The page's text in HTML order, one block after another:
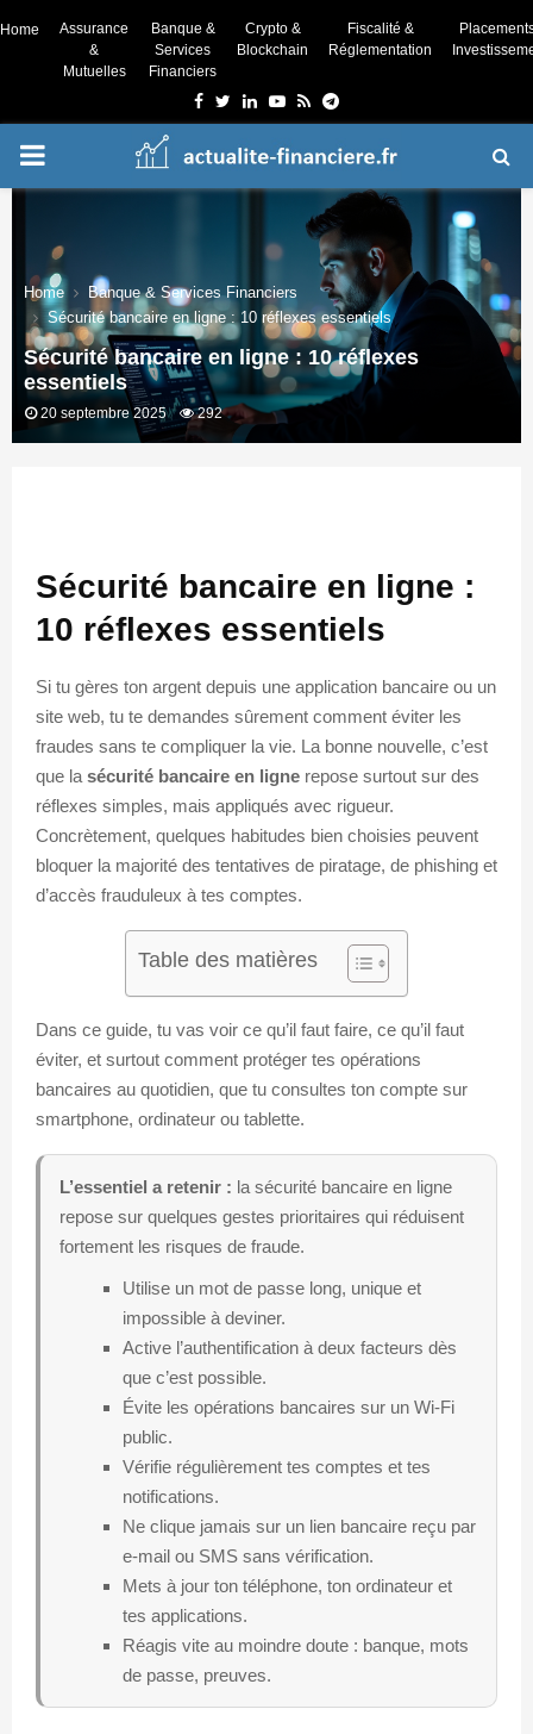
Home
Assurance
&
Mutuelles
Banque &
Services
Financiers
Crypto &
Blockchain
Fiscalité &
Réglementation
Facebook
Twitter
LinkedinYoutube
RssTelegram
PRIMARY
Home
Banque & Services Financiers
Sécurité bancaire en ligne : 10 réflexes essentiels
Sécurité bancaire en ligne : 10 réflexes
essentiels
20 septembre 2025 292
Sécurité bancaire en ligne :
10 réflexes essentiels
Si tu gères ton argent depuis une application bancaire ou un
site web, tu te demandes sûrement comment éviter les
fraudes sans te compliquer la vie. La bonne nouvelle, c’est
que la sécurité bancaire en ligne repose surtout sur des
réflexes simples, mais appliqués avec rigueur.
Concrètement, quelques habitudes bien choisies peuvent
bloquer la majorité des tentatives de piratage, de phishing et
d’accès frauduleux à tes comptes.
Table des matières
Dans ce guide, tu vas voir ce qu’il faut faire, ce qu’il faut
éviter, et surtout comment protéger tes opérations
bancaires au quotidien, que tu consultes ton compte sur
smartphone, ordinateur ou tablette.
L’essentiel a retenir : la sécurité bancaire en ligne
repose sur quelques gestes prioritaires qui réduisent
fortement les risques de fraude.
Utilise un mot de passe long, unique et
impossible à deviner.
Active l’authentification à deux facteurs dès
que c’est possible.
Évite les opérations bancaires sur un Wi-Fi
public.
Vérifie régulièrement tes comptes et tes
notifications.
Ne clique jamais sur un lien bancaire reçu par
e-mail ou SMS sans vérification.
Mets à jour ton téléphone, ton ordinateur et
tes applications.
Réagis vite au moindre doute : banque, mots
de passe, preuves.